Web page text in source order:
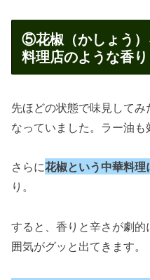
⑤花椒（かしょう
料理店のような香り
先ほどの状態で味見して
なっていました。ラー油も
さらに花椒という中華料
り。
すると、香りと辛さが劇
囲気がグッと出てきます。